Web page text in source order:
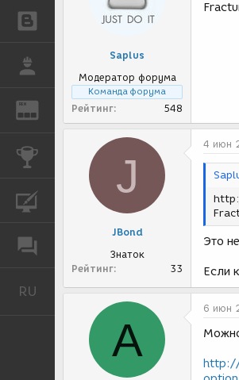
REN ЖУРНАЛ
КОНКУРСЫ
КУРСЫ
RU Русский
Saplus
Модератор форума
Команда форума
Рейтинг 548
J
JBond
Знаток
Рейтинг
33
4 июн
Это
Если
A
6 июн